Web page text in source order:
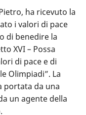
ha ricevuto la
i valori di pace
di benedire la
XVI – Possa
di pace e di
Olimpiadi”. La
portata da una
un agente della